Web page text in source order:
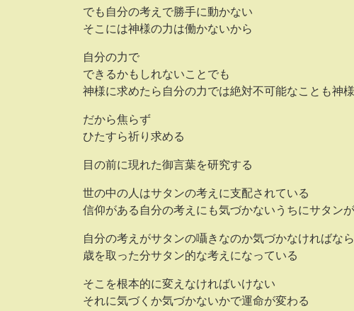
でも自分の考えで勝手に動かない
そこには神様の力は働かないから
自分の力で
できるかもしれないことでも
神様に求めたら自分の力では絶対不可能なことも神
だから焦らず
ひたすら祈り求める
目の前に現れた御言葉を研究する
世の中の人はサタンの考えに支配されている
信仰がある自分の考えにも気づかないうちにサタン
自分の考えがサタンの囁きなのか気づかなければな
歳を取った分サタン的な考えになっている
そこを根本的に変えなければいけない
それに気づくか気づかないかで運命が変わる